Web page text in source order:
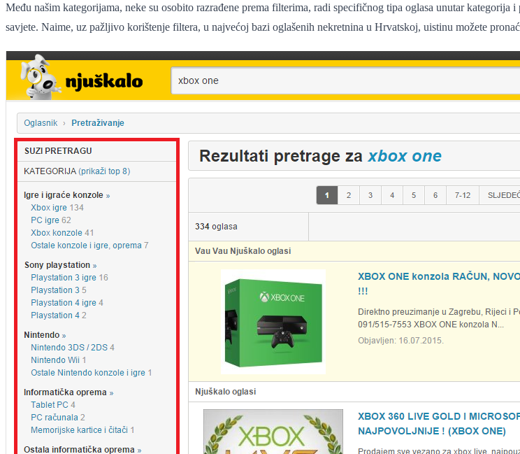
Među našim kategorijama, neke su osobito razrađene prema filterima, radi specifičnog tipa oglasa unutar
savjete. Naime, uz pažljivo korištenje filtera, u najvećoj bazi oglašenih nekretnina u Hrvatskoj, uistinu možete